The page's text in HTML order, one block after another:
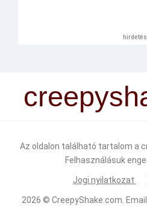
hirdetés
Az oldalon található tartalom a
Felhasználásuk
Jogi nyilatkozat
2026 © CreepyShake.com .